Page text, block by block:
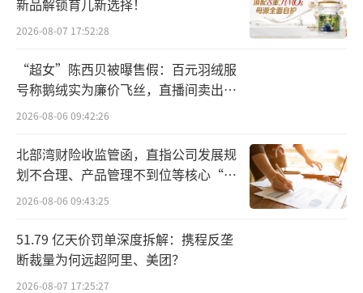
涵盖服装、鞋类以及装备和配饰，在社交平台
及消费市场中常被称作“始祖鸟平替”。从伯
希和品牌旗舰店内信息来看，其冲锋衣产品单
价在600元上下，少部分价格上探到千元；T恤
等产品价格在300元以内。
值得一提的是，从奔赴自然披露的业绩情
况来看，增长不慢。根据招股书数据，2023—2
025年，奔赴自然的营收规模从9.08亿元跃升至
27.93亿元，年复合增长率高达75.38%；同期
净利润也从1.52亿元增至3.56亿元。
新品解锁育儿新选择！
2026-08-07 17:52:28
“超女”陈西贝被曝售假：百元羽绒服
号称鹅绒实为廉价飞丝，直播间卖出超
百万元
2026-08-06 09:42:26
北部湾财险收监管函，直指公司发展规
划不合理、产品管理不到位等核心“痛
点”
2026-08-06 09:43:25
51.79 亿天价罚单深度拆解：携程反垄
断裁量为何远超阿里、美团？
2026-08-07 17:25:27